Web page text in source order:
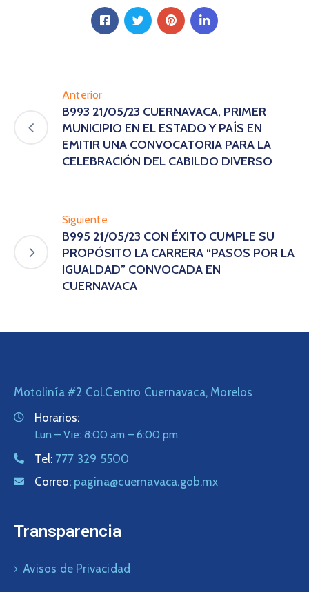
Anterior
B993 21/05/23 CUERNAVACA, PRIMER
MUNICIPIO EN EL ESTADO Y PAÍS EN
EMITIR UNA CONVOCATORIA PARA LA
CELEBRACIÓN DEL CABILDO DIVERSO
Siguiente
B995 21/05/23 CON ÉXITO CUMPLE SU
PROPÓSITO LA CARRERA “PASOS POR LA
IGUALDAD” CONVOCADA EN
CUERNAVACA
Motolinía #2 Col.Centro Cuernavaca, Morelos
Horarios:
Lun – Vie: 8:00 am – 6:00 pm
Tel: 777 329 5500
Correo: pagina@cuernavaca.gob.mx
Transparencia
Avisos de Privacidad